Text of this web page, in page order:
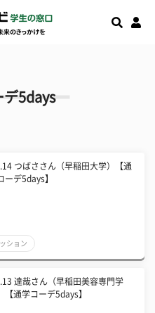
デ5days
つばささん（早稲田大学）【通
ーデ5days】
ション
達哉さん（早稲田美容専門学
【通学コーデ5days】